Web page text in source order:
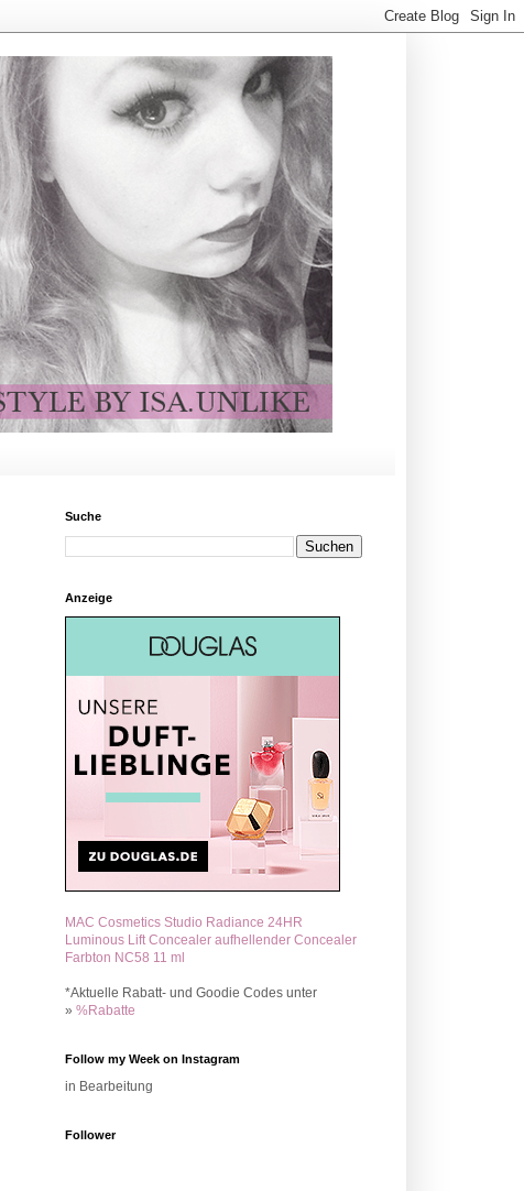
Suche
Anzeige
MAC Cosmetics Studio Radiance 24HR
Luminous Lift Concealer aufhellender Concealer
Farbton NC58 11 ml
*Aktuelle Rabatt- und Goodie Codes unter
» %Rabatte
Follow my Week on Instagram
in Bearbeitung
Follower